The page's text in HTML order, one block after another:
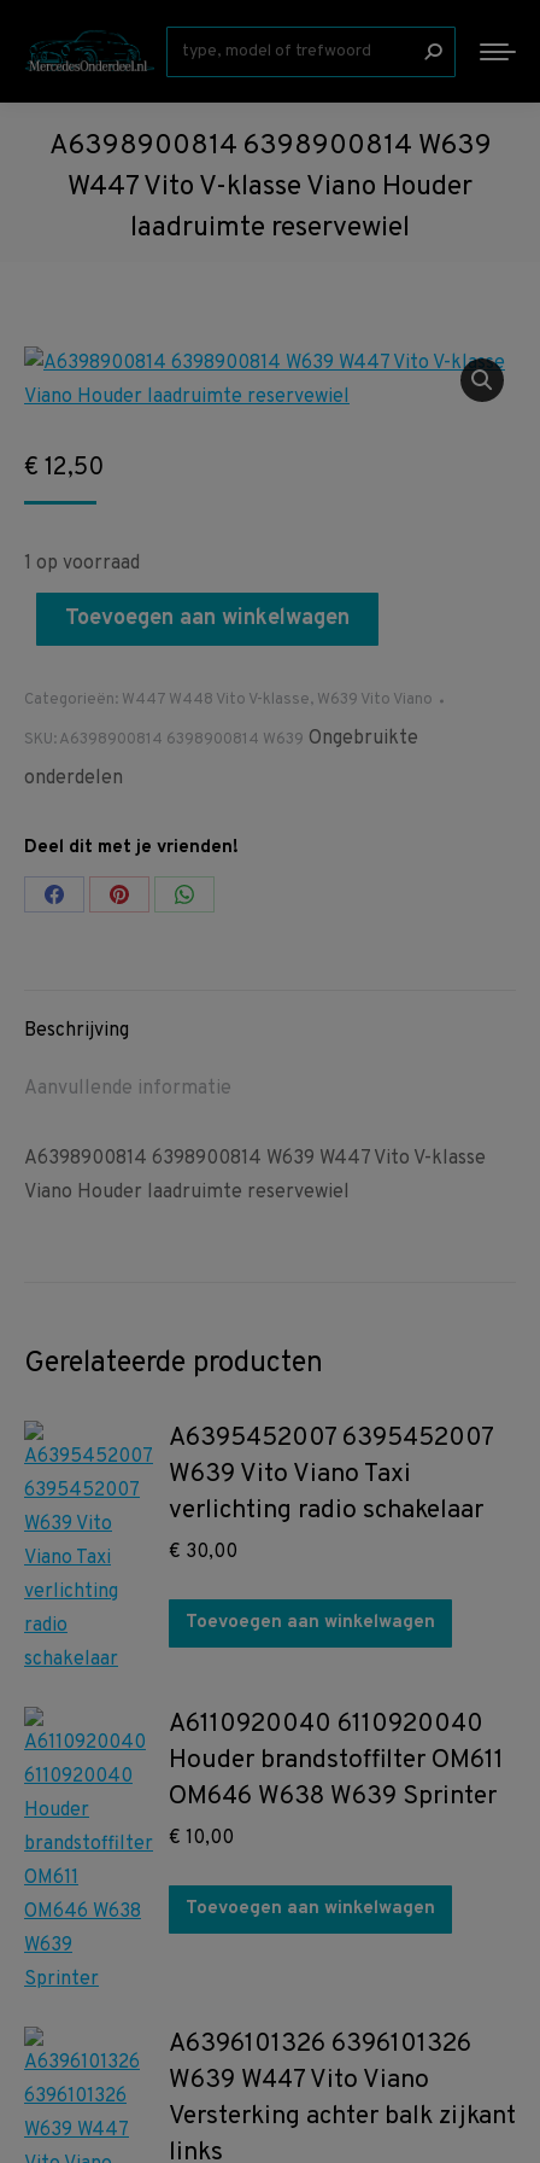
Zoeken:
A6398900814 6398900814 W639
W447 Vito V-klasse Viano Houder
laadruimte reservewiel
€ 12,50
1 op voorraad
Toevoegen aan winkelwagen
Categorieën: W447 W448 Vito V-klasse, W639 Vito Viano
SKU:A6398900814 6398900814 W639 Ongebruikte
onderdelen
Deel dit met je vrienden!
Share Share Share
Beschrijving
Aanvullende informatie
A6398900814 6398900814 W639 W447 Vito V-klasse
Viano Houder laadruimte reservewiel
Gerelateerde producten
A6395452007 6395452007
W639 Vito Viano Taxi
verlichting radio schakelaar
€ 30,00
Toevoegen aan winkelwagen
A6110920040 6110920040
Houder brandstoffilter OM611
OM646 W638 W639 Sprinter
€ 10,00
Toevoegen aan winkelwagen
A6396101326 6396101326
W639 W447 Vito Viano
Versterking achter balk zijkant
links